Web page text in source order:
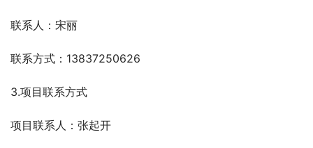
联系人：宋丽
联系方式：13837250626
3.项目联系方式
项目联系人：张起开